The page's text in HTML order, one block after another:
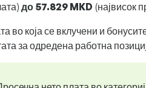
до 57.829 MKD (највисок
во која се вклучени и
за одредена работна